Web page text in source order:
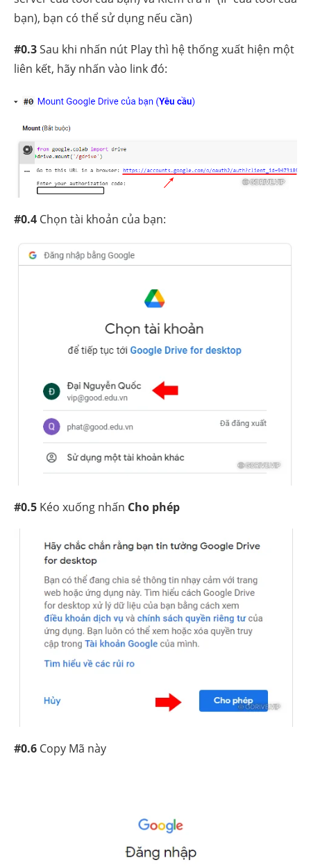
bạn), bạn có thể sử dụng nếu cần)
#0.3Sau khi nhấn nút Play thì hệ thống xuất hiện một
liên kết, hãy nhấn vào link đó:
#0.4 Chọn tài khoản của bạn:
#0.5 Kéo xuống nhấn Cho phép
#0.6 Copy Mã này